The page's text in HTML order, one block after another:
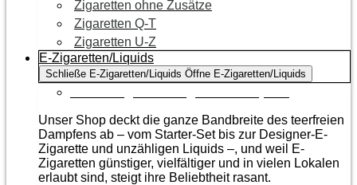
Zigaretten ohne Zusätze
Zigaretten Q-T
Zigaretten U-Z
E-Zigaretten/Liquids
Schließe E-Zigaretten/Liquids Öffne E-Zigaretten/Liquids
Unser Shop deckt die ganze Bandbreite des teerfreien
Dampfens ab – vom Starter-Set bis zur Designer-E-
Zigarette und unzähligen Liquids –, und weil E-
Zigaretten günstiger, vielfältiger und in vielen Lokalen
erlaubt sind, steigt ihre Beliebtheit rasant.